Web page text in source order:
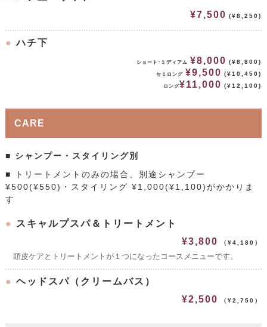
¥7,500 (¥8,250)
●ハチ下
ショート･ミディアム ¥8,000 (¥8,800)
セミロング ¥9,500 (¥10,450)
ロング¥11,000 (¥12,100)
CARE
■ シャンプー・スタイリング別
■ トリートメントのみの場合、別途シャンプー
¥500(¥550)・スタイリング ¥1,000(¥1,100)がかかりま
す
●
スキャルプスパ＆トリートメント
¥3,800
（¥4,180）
頭皮ケアとトリートメントが１つになったコースメニューです。
● ヘッドスパ（クリームバス）
¥2,500
（¥2,750）